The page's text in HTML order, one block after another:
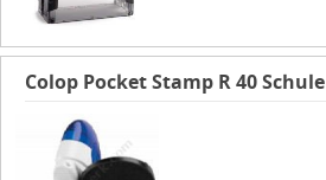
Colop Pocket Stamp R 40 Schule